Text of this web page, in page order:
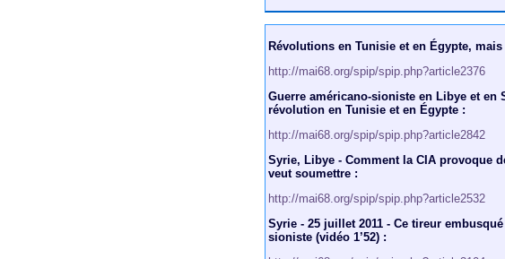
Révolutions en Tunisie et en Égypte,
http://mai68.org/spip/spip.php?article2376
Guerre américano-sioniste en Libye et en
révolution en Tunisie et en Égypte :
http://mai68.org/spip/spip.php?article2842
Syrie, Libye - Comment la CIA provoque
veut soumettre :
http://mai68.org/spip/spip.php?article2532
Syrie - 25 juillet 2011 - Ce tireur
sioniste (vidéo 1’52) :